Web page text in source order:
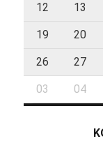
12 13
19 20
26 27
03 04